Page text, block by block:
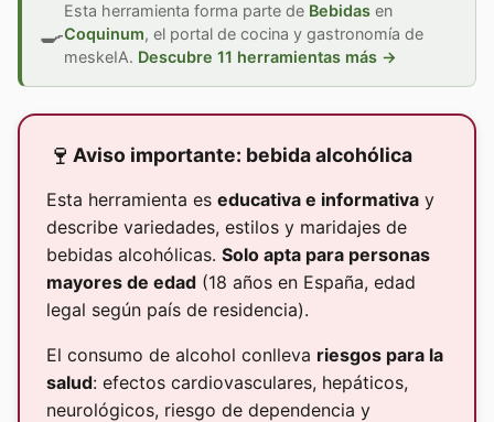
🍳
Esta herramienta forma parte de Bebidas en
Coquinum, el portal de cocina y gastronomía de
meskeIA. Descubre 11 herramientas más →
🍷 Aviso importante: bebida alcohólica
Esta herramienta es educativa e informativa y
describe variedades, estilos y maridajes de
bebidas alcohólicas. Solo apta para personas
mayores de edad (18 años en España, edad
legal según país de residencia).
El consumo de alcohol conlleva riesgos para la
salud: efectos cardiovasculares, hepáticos,
neurológicos, riesgo de dependencia y